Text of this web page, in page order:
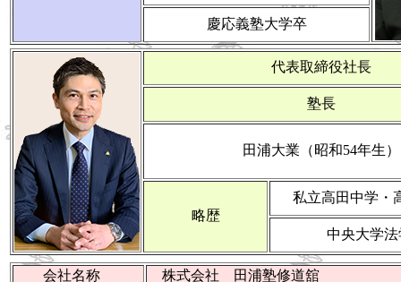
慶応義塾大学卒
代表取締役社長
塾長
田浦大業（昭和54年生）
略歴
私立高田中学・
中央大学
会社名称
株式会社 田浦塾修道舘